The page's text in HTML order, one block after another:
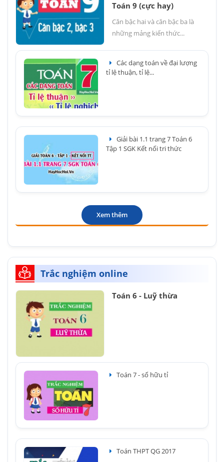
Toán 9 (cực hay)
Căn bậc hai và căn bậc ba là
những mảng kiến thức...
Các dạng toán về đại lượng
tỉ lệ thuận, tỉ lệ...
Giải bài 1.1 trang 7 Toán 6
Tập 1 SGK Kết nối tri thức
Xem thêm
Trắc nghiệm online
Toán 6 - Luỹ thừa
Toán 7 - số hữu tỉ
Toán THPT QG 2017